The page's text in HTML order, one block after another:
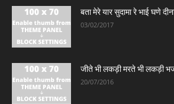
बता मेरे यार सुदामा रे भाई घणे
03/02/2017
जीते भी लकड़ी मरते भी लकड़ी
20/07/2016